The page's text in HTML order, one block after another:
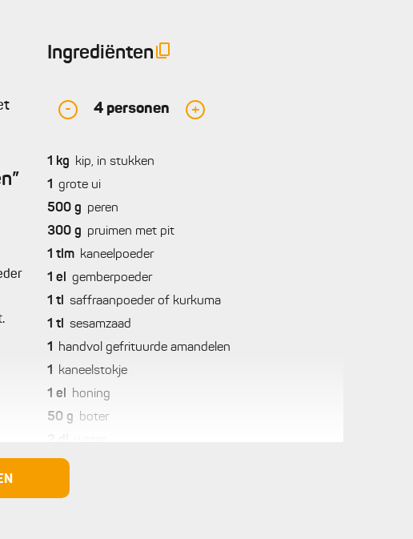
Ingrediënten
- 4 personen +
1 kg
kip, in stukken
1
grote ui
500 g peren
300 g pruimen met pit
1 tlm kaneelpoeder
1 el
gemberpoeder
1 tl
saffraanpoeder of kurkuma
1 tl
sesamzaad
1
handvol gefrituurde amandelen
1
kaneelstokje
1 el
honing
50 g boter
0,5